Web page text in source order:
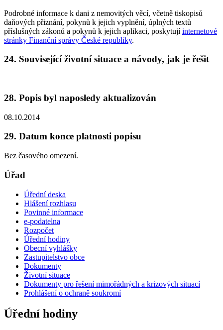
Podrobné informace k dani z nemovitých věcí, včetně tiskopisů
daňových přiznání, pokynů k jejich vyplnění, úplných textů
příslušných zákonů a pokynů k jejich aplikaci, poskytujíinternetové
stránky Finanční správy České republiky.
24. Související životní situace a návody, jak je řešit
28. Popis byl naposledy aktualizován
08.10.2014
29. Datum konce platnosti popisu
Bez časového omezení.
Úřad
Úřední deska
Hlášení rozhlasu
Povinné informace
e-podatelna
Rozpočet
Úřední hodiny
Obecní vyhlášky
Zastupitelstvo obce
Dokumenty
Životní situace
Dokumenty pro řešení mimořádných a krizových situací
Prohlášení o ochraně soukromí
Úřední hodiny